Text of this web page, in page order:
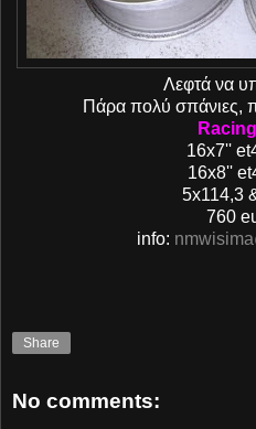
Λεφτά να
Πάρα πολύ σπάνιες,
16x7''
16x8''
5x114,3
760
info:
Share
No comments: